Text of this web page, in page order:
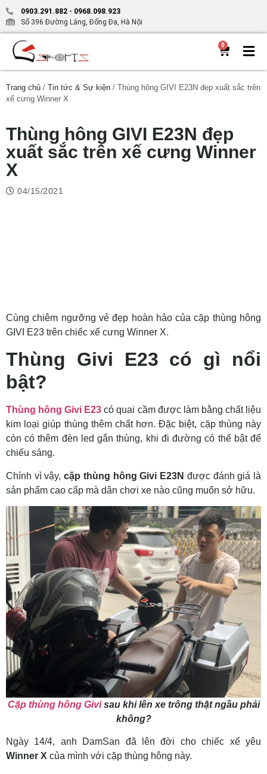
0903.291.882 - 0968.098.923
Số 396 Đường Láng, Đống Đa, Hà Nội
0
Trang chủ / Tin tức & Sự kiện / Thùng hông GIVI E23N đẹp xuất sắc trên
xế cưng Winner X
Thùng hông GIVI E23N đẹp
xuất sắc trên xế cưng Winner
X
04/15/2021
Cùng chiêm ngưỡng vẻ đẹp hoàn hảo của cặp thùng hông
GIVI E23 trên chiếc xế cưng Winner X.
Thùng Givi E23 có gì nổi
bật?
Thùng hông Givi E23có quai cầm được làm bằng chất liệu
kim loại giúp thùng thêm chất hơn. Đặc biệt, cặp thùng này
còn có thêm đèn led gắn thùng, khi đi đường có thể bật để
chiếu sáng.
Chính vì vậy,cặp thùng hông Givi E23N được đánh giá là
sản phẩm cao cấp mà dân chơi xe nào cũng muốn sở hữu.
Cặp thùng hông Givisau khi lên xe trông thật ngầu phải
không?
Ngày 14/4, anh DamSan đã lên đời cho chiếc xế yêu
Winner X của mình với cặp thùng hông này.